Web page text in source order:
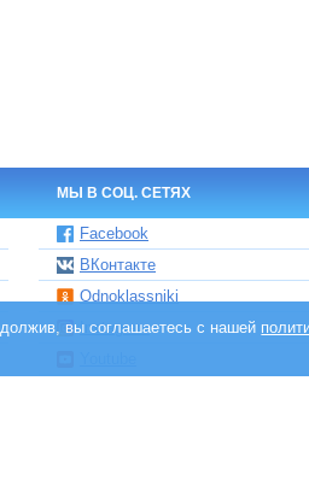
МЫ В СОЦ. СЕТЯХ
Facebook
ВКонтакте
Odnoklassniki
Instagram
вы соглашаетесь с нашей